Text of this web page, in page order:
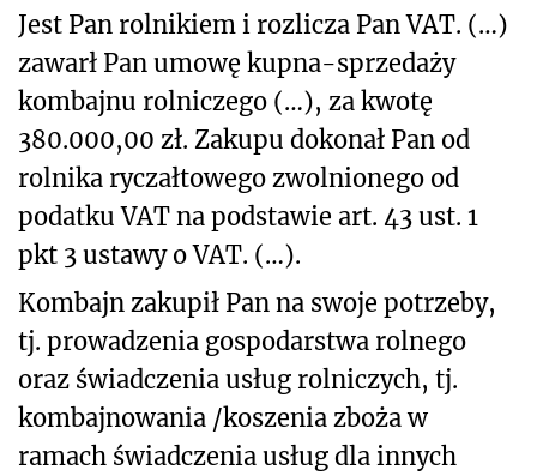
Jest Pan rolnikiem i rozlicza Pan VAT. (…)
zawarł Pan umowę kupna-sprzedaży
kombajnu rolniczego (…), za kwotę
380.000,00 zł. Zakupu dokonał Pan od
rolnika ryczałtowego zwolnionego od
podatku VAT na podstawie art. 43 ust. 1
pkt 3 ustawy o VAT. (…).
Kombajn zakupił Pan na swoje potrzeby,
tj. prowadzenia gospodarstwa rolnego
oraz świadczenia usług rolniczych, tj.
kombajnowania /koszenia zboża w
ramach świadczenia usług dla innych